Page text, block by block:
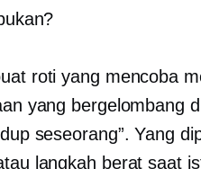
roti yang mencoba
yang bergelombang
seseorang”. Yang
langkah berat saat